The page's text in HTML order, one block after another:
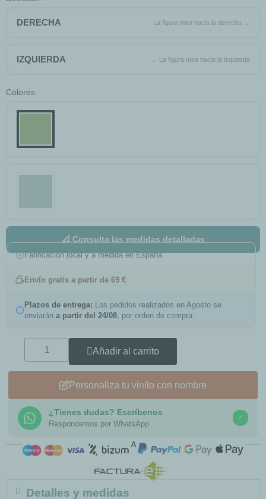
DERECHA
IZQUIERDA
Colores
📐 Consulta las medidas detalladas
Fabricación local y a medida en España
Envío gratis a partir de 69 €
Plazos de entrega: Los pedidos realizados en Agosto se
enviarán a partir del 24/08 , por orden de compra.
Añadir al carrito
Personaliza tu vinilo con nombre
¿Tienes dudas? Escríbenos
Respondemos por WhatsApp
✓
COMPRA SEGURA
Detalles y medidas